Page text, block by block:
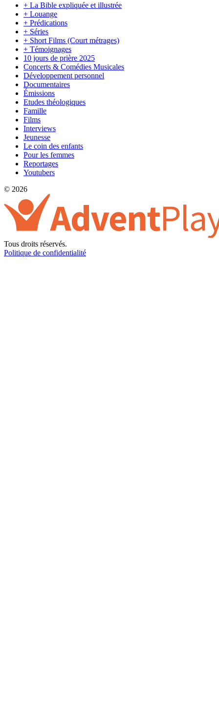
+ La Bible expliquée et illustrée
+ Louange
+ Prédications
+ Séries
+ Short Films (Court métrages)
+ Témoignages
10 jours de prière 2025
Concerts & Comédies Musicales
Développement personnel
Documentaires
Émissions
Etudes théologiques
Famille
Films
Interviews
Jeunesse
Le coin des enfants
Pour les femmes
Reportages
Youtubers
© 2026
Tous droits réservés.
Politique de confidentialité